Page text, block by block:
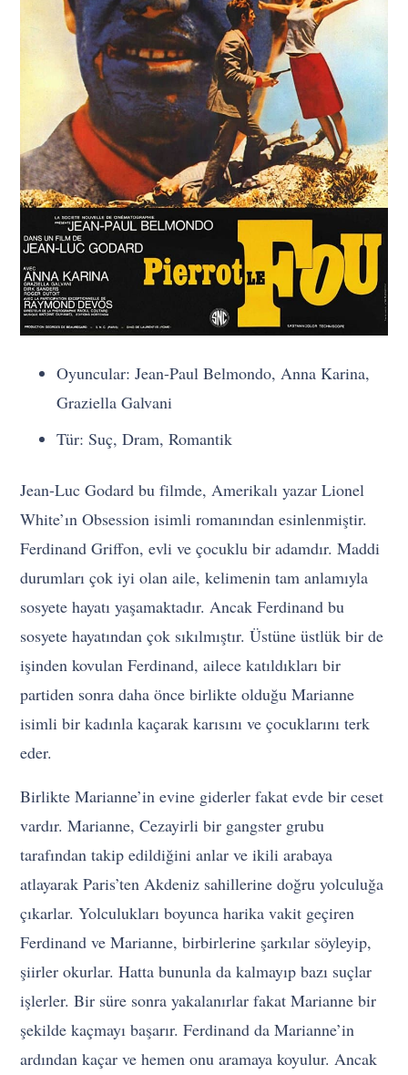
Oyuncular: Jean-Paul Belmondo, Anna Karina,
Graziella Galvani
Tür: Suç, Dram, Romantik
Jean-Luc Godard bu filmde, Amerikalı yazar Lionel
White’ın Obsession isimli romanından esinlenmiştir.
Ferdinand Griffon, evli ve çocuklu bir adamdır. Maddi
durumları çok iyi olan aile, kelimenin tam anlamıyla
sosyete hayatı yaşamaktadır. Ancak Ferdinand bu
sosyete hayatından çok sıkılmıştır. Üstüne üstlük bir de
işinden kovulan Ferdinand, ailece katıldıkları bir
partiden sonra daha önce birlikte olduğu Marianne
isimli bir kadınla kaçarak karısını ve çocuklarını terk
eder.
Birlikte Marianne’in evine giderler fakat evde bir ceset
vardır. Marianne, Cezayirli bir gangster grubu
tarafından takip edildiğini anlar ve ikili arabaya
atlayarak Paris’ten Akdeniz sahillerine doğru yolculuğa
çıkarlar. Yolculukları boyunca harika vakit geçiren
Ferdinand ve Marianne, birbirlerine şarkılar söyleyip,
şiirler okurlar. Hatta bununla da kalmayıp bazı suçlar
işlerler. Bir süre sonra yakalanırlar fakat Marianne bir
şekilde kaçmayı başarır. Ferdinand da Marianne’in
ardından kaçar ve hemen onu aramaya koyulur. Ancak